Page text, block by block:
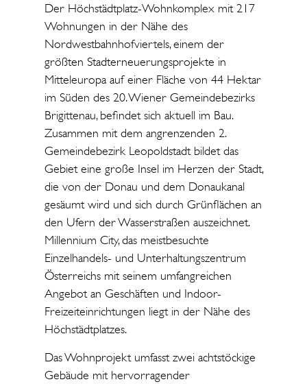
Der Höchstädtplatz-Wohnkomplex mit 217
Wohnungen in der Nähe des
Nordwestbahnhofviertels, einem der
größten Stadterneuerungsprojekte in
Mitteleuropa auf einer Fläche von 44 Hektar
im Süden des 20. Wiener Gemeindebezirks
Brigittenau, befindet sich aktuell im Bau.
Zusammen mit dem angrenzenden 2.
Gemeindebezirk Leopoldstadt bildet das
Gebiet eine große Insel im Herzen der Stadt,
die von der Donau und dem Donaukanal
gesäumt wird und sich durch Grünflächen an
den Ufern der Wasserstraßen auszeichnet.
Millennium City, das meistbesuchte
Einzelhandels- und Unterhaltungszentrum
Österreichs mit seinem umfangreichen
Angebot an Geschäften und Indoor-
Freizeiteinrichtungen liegt in der Nähe des
Höchstädtplatzes.
Das Wohnprojekt umfasst zwei achtstöckige
Gebäude mit hervorragender